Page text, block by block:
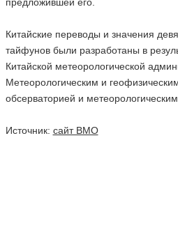
Китайские переводы и значения
тайфунов были разработаны в
Китайской метеорологической
Метеорологическим и
обсерваторией и
Источник: сайт ВМО